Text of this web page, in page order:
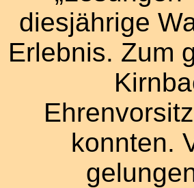
diesjährige
Erlebnis. Zum
konnten.